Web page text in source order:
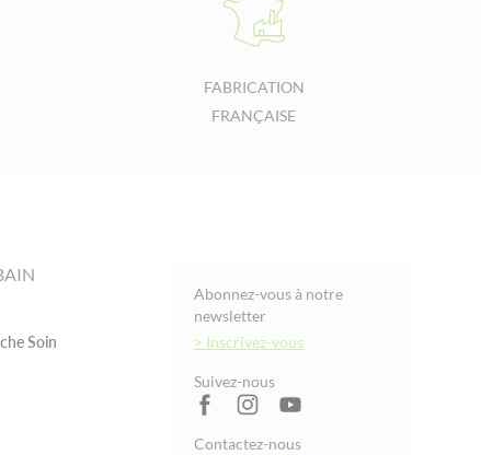
FABRICATION
FRANÇAISE
Soin
Abonnez-vous à notre
newsletter
> Inscrivez-vous
Suivez-nous
Contactez-nous